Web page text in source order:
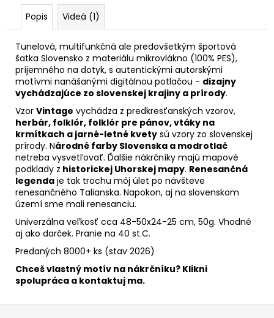
Popis Videá (1)
Tunelová, multifunkčná ale predovšetkým športová
šatka Slovensko z materiálu mikrovlákno (100% PES),
príjemného na dotyk, s autentickými autorskými
motívmi nanášanými digitálnou potlačou - dizajny
vychádzajúce zo slovenskej krajiny a prírody.
Vzor Vintage vychádza z predkresťanských vzorov,
herbár, folklór, folklór pre pánov, vtáky na
krmítkach a jarné-letné kvety sú vzory zo slovenskej
prírody. Národné farby Slovenska a modrotlač
netreba vysvetľovať. Ďalšie nákrčníky majú mapové
podklady z historickej Uhorskej mapy. Renesančná
legenda je tak trochu môj úlet po návšteve
renesančného Talianska. Napokon, aj na slovenskom
území sme mali renesanciu.
Univerzálna veľkosť cca 48-50x24-25 cm, 50g. Vhodné
aj ako darček. Pranie na 40 st.C.
Predaných 8000+ ks (stav 2026)
Chceš vlastný motív na nákrčníku? Klikni
spolupráca a kontaktuj ma.
Z